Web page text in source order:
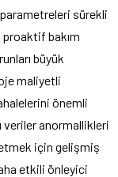
sürekli
bakım
büyük
maliyetli
önemli
veriler anormallikleri
için gelişmiş
etkili önleyici